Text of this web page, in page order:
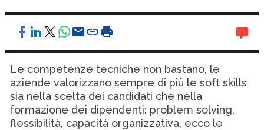
Le competenze tecniche non bastano, le
aziende valorizzano sempre di più le soft skills
sia nella scelta dei candidati che nella
formazione dei dipendenti: problem solving,
flessibilità, capacità organizzativa, ecco le